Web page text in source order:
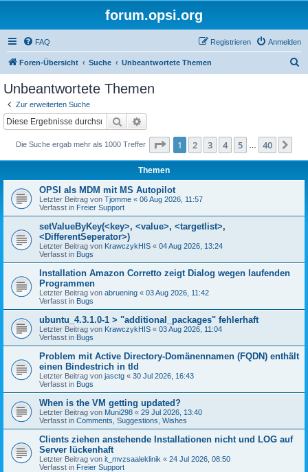
forum.opsi.org
FAQ Anmelden
Registrieren
Foren-Übersicht Suche Unbeantwortete Themen
Unbeantwortete Themen
Zur erweiterten Suche
Suche
Die Suche ergab mehr als 1000 Treffer Seite 1von 40
1 2 3 4 5 40
Themen
OPSI als MDM mit MS Autopilot
Letzter Beitrag von Tjomme « 06 Aug 2026, 11:57
Verfasst in Freier Support
setValueByKey(<key>, <value>, <targetlist>,
<DifferentSeperator>)
Letzter Beitrag von KrawczykHIS « 04 Aug 2026, 13:24
Verfasst in Bugs
Installation Amazon Corretto zeigt Dialog wegen laufenden
Programmen
Letzter Beitrag von abruening « 03 Aug 2026, 11:42
Verfasst in Bugs
ubuntu_4.3.1.0-1 > "additional_packages" fehlerhaft
Letzter Beitrag von KrawczykHIS « 03 Aug 2026, 11:04
Verfasst in Bugs
Problem mit Active Directory-Domänennamen (FQDN) enthält
einen Bindestrich in tld
Letzter Beitrag von jasctg « 30 Jul 2026, 16:43
Verfasst in Bugs
When is the VM getting updated?
Letzter Beitrag von Muni298 « 29 Jul 2026, 13:40
Verfasst in Comments, Suggestions, Wishes
Clients ziehen anstehende Installationen nicht und LOG auf
Server lückenhaft
Letzter Beitrag von it_mvzsaaleklinik « 24 Jul 2026, 08:50
Verfasst in Freier Support